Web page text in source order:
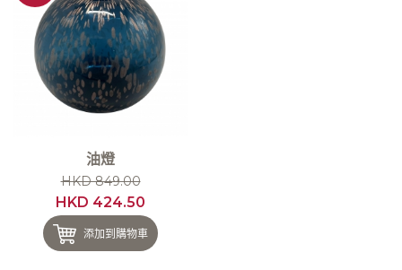
油燈
HKD 849.00
HKD 424.50
添加到購物車